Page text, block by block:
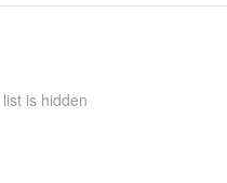
is hidden